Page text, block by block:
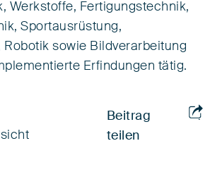
Werkstoffe, Fertigungstechnik,
Sportausrüstung,
sowie Bildverarbeitung
Erfindungen tätig.
Beitrag
teilen